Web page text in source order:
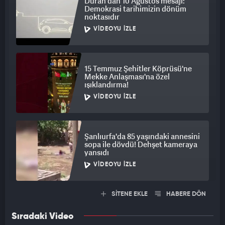
Cumhurbaşkanımızın liderliğinde ülkemizin yüksek standartlı
demokrasiye kavuşması ve Hukuk Devleti ilkesinin tahkimi
yolunda gerçekleştirilen reformlara omuz vermenin onurunu
yaşadık. Bundan sonra da ülkemiz ve milletimiz için ter
dökmeye, Türkiye Yüzyılı için ilk günkü heyecanla çalışmaya
devam edeceğiz. Sayın Cumhurbaşkanımızın tensipleriyle
Adalet Bakanı olarak atanan Sayın Akın Gürlek’e görevinde
üstün muvaffakiyetler diliyorum." dedi.
Demokrasi tarihimizin dönüm
noktasıdır
VIDEOYU İZLE
15 Temmuz Şehitler Köprüsü'ne
Mekke Anlaşması'na özel
ışıklandırma!
VIDEOYU İZLE
Şanlıurfa'da 85 yaşındaki annesini
sopa ile dövdü! Dehşet kameraya
yansıdı
VIDEOYU İZLE
SİTENE EKLE HABERE DÖN
Sıradaki Video